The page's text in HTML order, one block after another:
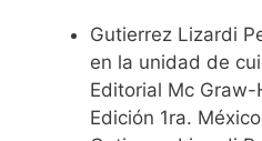
Gutierrez Lizardi
en la unidad de
Editorial Mc
Edición 1ra.